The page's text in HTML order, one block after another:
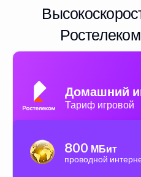
Домашний
Тариф игровой
800 МБит
проводной